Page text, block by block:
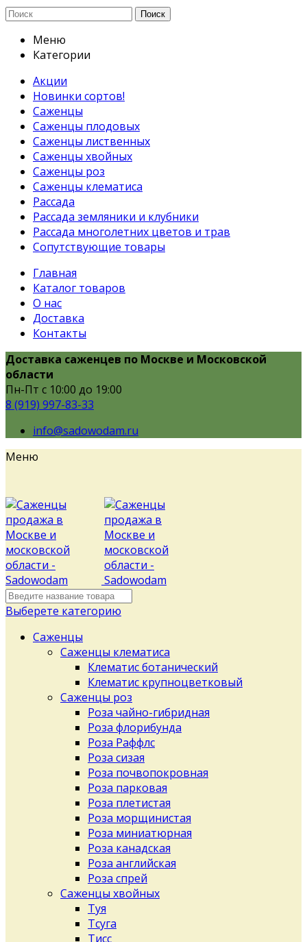
Поиск
Меню
Категории
Акции
Новинки сортов!
Саженцы
Саженцы плодовых
Саженцы лиственных
Саженцы хвойных
Саженцы роз
Саженцы клематиса
Рассада
Рассада земляники и клубники
Рассада многолетних цветов и трав
Сопутствующие товары
Главная
Каталог товаров
О нас
Доставка
Контакты
Доставка саженцев по Москве и Московской
области
Пн-Пт с 10:00 до 19:00
8 (919) 997-83-33
info@sadowodam.ru
Меню
Выберете категорию
Саженцы
Саженцы клематиса
Клематис ботанический
Клематис крупноцветковый
Саженцы роз
Роза чайно-гибридная
Роза флорибунда
Роза Раффлс
Роза сизая
Роза почвопокровная
Роза парковая
Роза плетистая
Роза морщинистая
Роза миниатюрная
Роза канадская
Роза английская
Роза спрей
Саженцы хвойных
Туя
Тсуга
Тисс